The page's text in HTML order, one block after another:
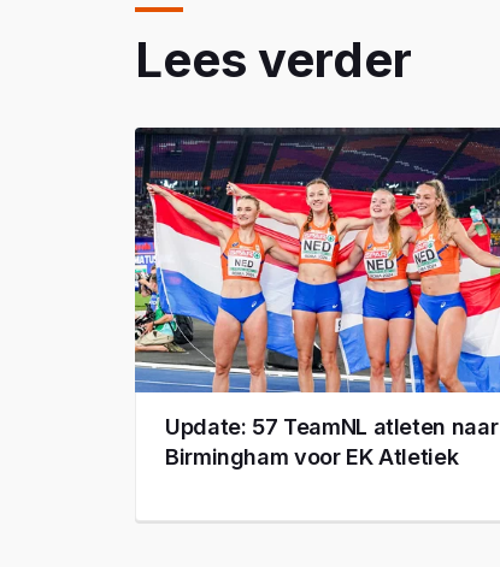
Lees verder
Update: 57 TeamNL atleten naar
Birmingham voor EK Atletiek